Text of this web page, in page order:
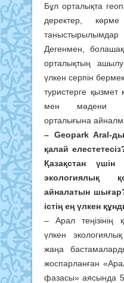
Бұл орталықта
деректер,
Дегенмен,
орталықтың
үлкен серпін
туристерге қызмет
мен мәдени
орталығына
– Geopark Aral-
қалай
Қазақстан
экологиялық
айналатын
істің ең үлкен
– Арал теңізінің
үлкен
жаңа
жоспарланған
фазасы» аясында 5